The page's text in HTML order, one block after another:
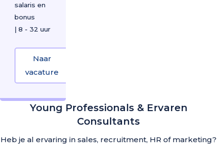
salaris en
bonus
| 8 - 32 uur
Naar
vacature
Young Professionals & Ervaren
Consultants
Heb je al ervaring in sales, recruitment, HR of marketing?